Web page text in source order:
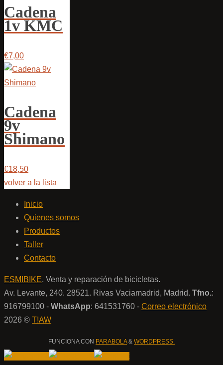
Cadena
1v KMC
€7,00
Cadena
9v
Shimano
€18,50
volver a la lista
Inicio
Quienes somos
Productos
Taller
Contacto
ESMIBIKE. Venta y reparación de bicicletas.
Av. Levante, 240. 28521. Rivas Vaciamadrid, Madrid. Tfno.:
916799100 - WhatsApp: 641531760 - Correo electrónico
2026 © T!AW
FUNCIONA CON PARABOLA& WORDPRESS.